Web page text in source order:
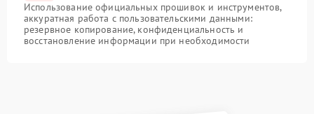
Использование официальных прошивок и инструментов,
аккуратная работа с пользовательскими данными:
резервное копирование, конфиденциальность и
восстановление информации при необходимости